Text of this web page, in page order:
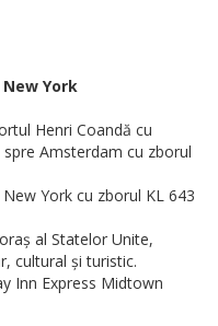
York
Henri Coandă cu
Amsterdam cu zborul
York cu zborul KL 643
al Statelor Unite,
cultural și turistic.
Inn Express Midtown